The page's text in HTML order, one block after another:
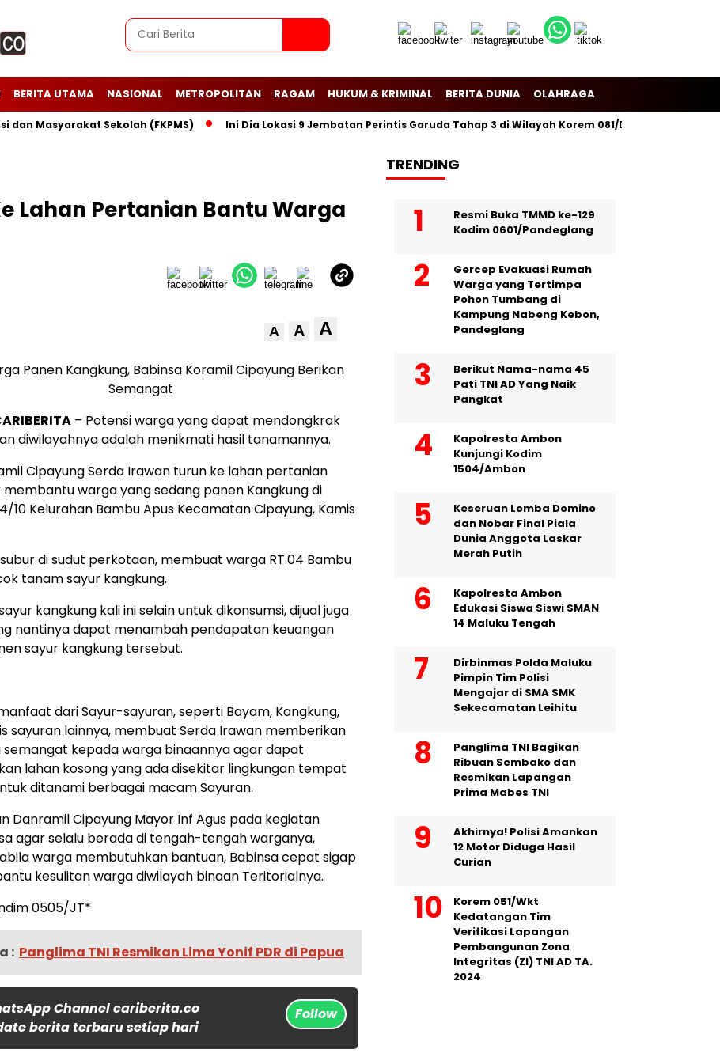
BERITA UTAMA NASIONAL METROPOLITAN RAGAM HUKUM & KRIMINAL BERITA DUNIA OLAHRAGA
Masyarakat Sekolah (FKPMS) Ini Dia Lokasi 9 Jembatan Perintis Garuda Tahap 3 di Wilayah Korem 081/Dsj
Lahan Pertanian Bantu Warga
A A A
Panen Kangkung, Babinsa Koramil Cipayung Berikan
Semangat
– Potensi warga yang dapat mendongkrak
diwilayahnya adalah menikmati hasil tanamannya.
Cipayung Serda Irawan turun ke lahan pertanian
warga yang sedang panen Kangkung di
10 Kelurahan Bambu Apus Kecamatan Cipayung, Kamis
di sudut perkotaan, membuat warga RT.04 Bambu
tanam sayur kangkung.
kangkung kali ini selain untuk dikonsumsi, dijual juga
nantinya dapat menambah pendapatan keuangan
sayur kangkung tersebut.
dari Sayur-sayuran, seperti Bayam, Kangkung,
sayuran lainnya, membuat Serda Irawan memberikan
kepada warga binaannya agar dapat
lahan kosong yang ada disekitar lingkungan tempat
ditanami berbagai macam Sayuran.
Danramil Cipayung Mayor Inf Agus pada kegiatan
agar selalu berada di tengah-tengah warganya,
warga membutuhkan bantuan, Babinsa cepat sigap
kesulitan warga diwilayah binaan Teritorialnya.
0505/JT*
: Panglima TNI Resmikan Lima Yonif PDR di Papua
Channel cariberita.co
berita terbaru setiap hari
Follow
TRENDING
Resmi Buka TMMD ke-129
Kodim 0601/Pandeglang
Gercep Evakuasi Rumah
Warga yang Tertimpa
Pohon Tumbang di
Kampung Nabeng Kebon,
Pandeglang
Berikut Nama-nama 45
Pati TNI AD Yang Naik
Pangkat
Kapolresta Ambon
Kunjungi Kodim
1504/Ambon
Keseruan Lomba Domino
dan Nobar Final Piala
Dunia Anggota Laskar
Merah Putih
Kapolresta Ambon
Edukasi Siswa Siswi SMAN
14 Maluku Tengah
Dirbinmas Polda Maluku
Pimpin Tim Polisi
Mengajar di SMA SMK
Sekecamatan Leihitu
Panglima TNI Bagikan
Ribuan Sembako dan
Resmikan Lapangan
Prima Mabes TNI
Akhirnya! Polisi Amankan
12 Motor Diduga Hasil
Curian
Korem 051/Wkt
Kedatangan Tim
Verifikasi Lapangan
Pembangunan Zona
Integritas (ZI) TNI AD TA.
2024